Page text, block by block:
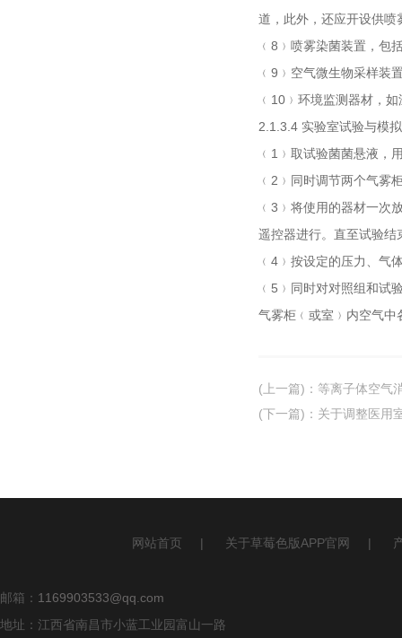
道，此外，还应开设供
﹙8﹚喷雾染菌装置，
﹙9﹚空气微生物采样装置
﹙10﹚环境监测器材，
2.1.3.4 实验室试验与模
﹙1﹚取试验菌菌悬液
﹙2﹚同时调节两个气雾柜
﹙3﹚将使用的器材一次放
遥控器进行。直至试验结束
﹙4﹚按设定的压力、
﹙5﹚同时对对照组和试
气雾柜﹙或室﹚内空气中
(上一篇) ： 等离子体空气
(下一篇) ： 关于调整医用
网站首页 | 关于草莓色版APP官网 |
邮箱： 1169903533@qq.com
地址：江西省南昌市小蓝工业园富山一路